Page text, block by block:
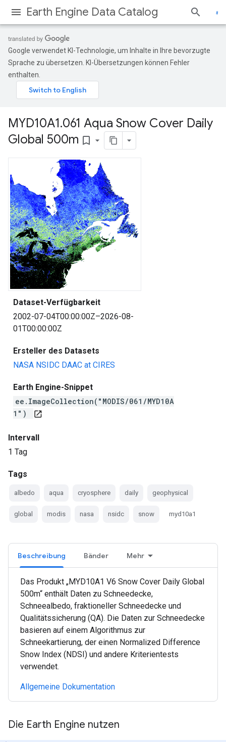
Earth Engine Data Catalog
Google verwendet KI-Technologie, um Inhalte in Ihre bevorzugte
Sprache zu übersetzen. KI-Übersetzungen können Fehler
enthalten.
MYD10A1.061 Aqua Snow Cover Daily
Global 500m bookmark_border
Dataset-Verfügbarkeit
2002-07-04T00:00:00Z–2026-08-
01T00:00:00Z
Ersteller des Datasets
NASA NSIDC DAAC at CIRES
Earth Engine-Snippet
ee.ImageCollection("MODIS/061/MYD10A
1")
open_in_new
Intervall
1 Tag
Tags
albedo aqua cryosphere daily geophysical
global modis nasa nsidc snow myd10a1
Beschreibung Bänder Mehr
Das Produkt „MYD10A1 V6 Snow Cover Daily Global
500m“ enthält Daten zu Schneedecke,
Schneealbedo, fraktioneller Schneedecke und
Qualitätssicherung (QA). Die Daten zur Schneedecke
basieren auf einem Algorithmus zur
Schneekartierung, der einen Normalized Difference
Snow Index (NDSI) und andere Kriterientests
verwendet.
Allgemeine Dokumentation
Die Earth Engine nutzen